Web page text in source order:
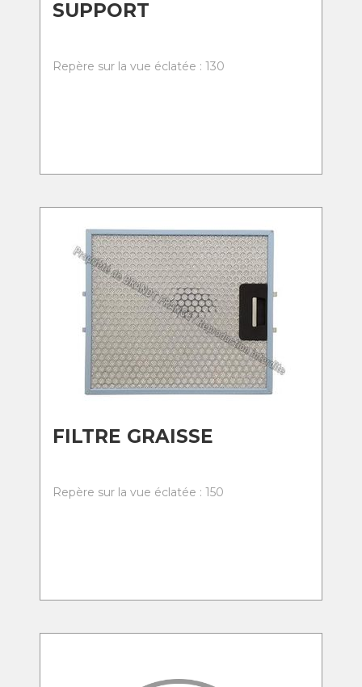
SUPPORT
Repère sur la vue éclatée : 130
FILTRE GRAISSE
Repère sur la vue éclatée : 150